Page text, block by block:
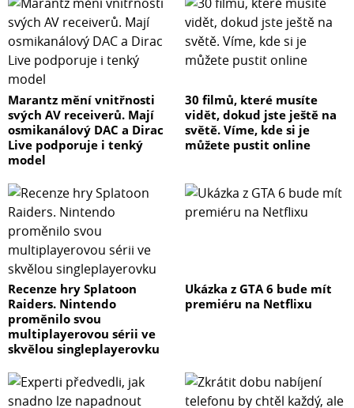
Marantz mění vnitřnosti
svých AV receiverů. Mají
osmikanálový DAC a Dirac
Live podporuje i tenký
model
30 filmů, které musíte
vidět, dokud jste ještě na
světě. Víme, kde si je
můžete pustit online
Recenze hry Splatoon
Raiders. Nintendo
proměnilo svou
multiplayerovou sérii ve
skvělou singleplayerovku
Ukázka z GTA 6 bude mít
premiéru na Netflixu